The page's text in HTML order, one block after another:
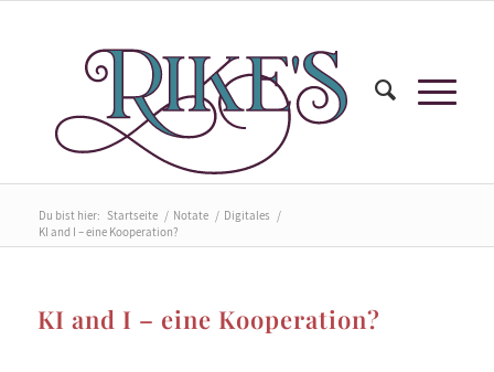
Du bist hier: Startseite / Notate / Digitales /
KI and I – eine Kooperation?
KI and I – eine Kooperation?